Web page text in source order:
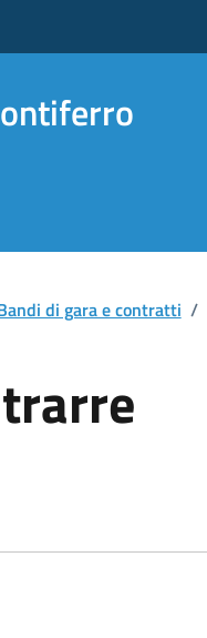
di gara e contratti /